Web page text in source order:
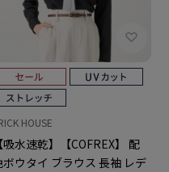
HOUSE
【吸水速乾】【COFREX】 配
ボウタイ ブラウス 長袖 レデ